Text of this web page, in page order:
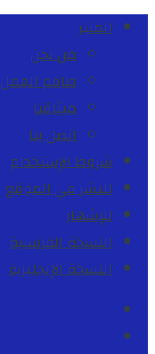
المنبر
من نحن
طاقم العمل
ميثاقنا
اتصل بنا
شروط الإستخدام
للنشر في الموقع
للإشهار
النسخة الفرنسية
النسخة الإنجليزية